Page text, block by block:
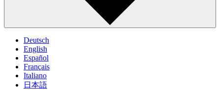
Deutsch
English
Español
Français
Italiano
日本語